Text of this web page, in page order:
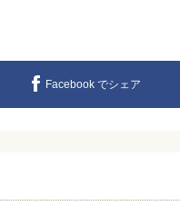
Facebook でシェア